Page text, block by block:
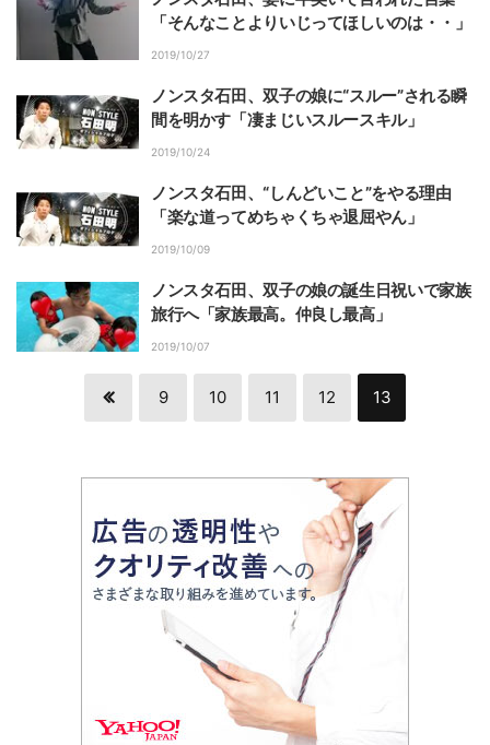
「そんなことよりいじってほしいのは・・」
2019/10/27
ノンスタ石田、双子の娘に“スルー”される瞬
間を明かす「凄まじいスルースキル」
2019/10/24
ノンスタ石田、“しんどいこと”をやる理由
「楽な道ってめちゃくちゃ退屈やん」
2019/10/09
ノンスタ石田、双子の娘の誕生日祝いで家族
旅行へ「家族最高。仲良し最高」
2019/10/07
9 10 11 12 13